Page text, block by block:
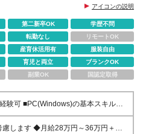
アイコンの説明
第二新卒OK
学歴不問
転勤なし
リモートOK
産育休活用有
服装自由
育児と両立
ブランクOK
副業OK 国認定取得
験可 ■PC(Windows)の基本スキルが
・Excelの基本操作 ＜未経験で
＞ ホテルやアパレル等、対人経験
します ◆月給28万円～36万円＋賞